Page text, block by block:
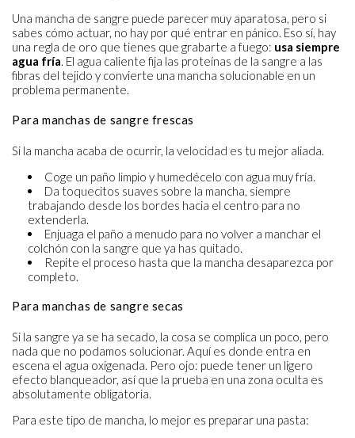
Una mancha de sangre puede parecer muy aparatosa, pero si
sabes cómo actuar, no hay por qué entrar en pánico. Eso sí, hay
una regla de oro que tienes que grabarte a fuego: usa siempre
agua fría. El agua caliente fija las proteínas de la sangre a las
fibras del tejido y convierte una mancha solucionable en un
problema permanente.
Para manchas de sangre frescas
Si la mancha acaba de ocurrir, la velocidad es tu mejor aliada.
Coge un paño limpio y humedécelo con agua muy fría.
Da toquecitos suaves sobre la mancha, siempre
trabajando desde los bordes hacia el centro para no
extenderla.
Enjuaga el paño a menudo para no volver a manchar el
colchón con la sangre que ya has quitado.
Repite el proceso hasta que la mancha desaparezca por
completo.
Para manchas de sangre secas
Si la sangre ya se ha secado, la cosa se complica un poco, pero
nada que no podamos solucionar. Aquí es donde entra en
escena el agua oxigenada. Pero ojo: puede tener un ligero
efecto blanqueador, así que la prueba en una zona oculta es
absolutamente obligatoria.
Para este tipo de mancha, lo mejor es preparar una pasta: